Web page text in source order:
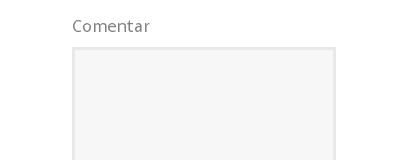
Comentar